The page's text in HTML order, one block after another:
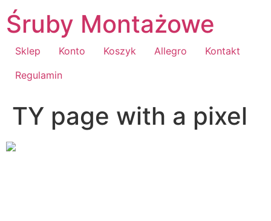
Przejdź
do
treści
Śruby Montażowe
Sklep Konto Koszyk Allegro
Kontakt
Regulamin
TY page with a pixel